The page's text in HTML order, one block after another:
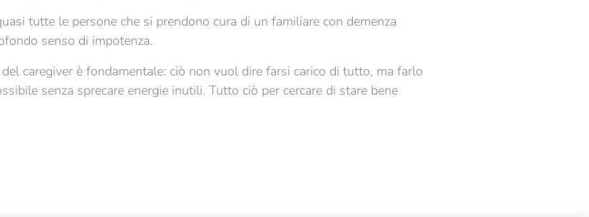
tutte le persone che si prendono cura di un familiare con demenza
senso di impotenza.
caregiver è fondamentale: ciò non vuol dire farsi carico di tutto, ma farlo
senza sprecare energie inutili. Tutto ciò per cercare di stare bene